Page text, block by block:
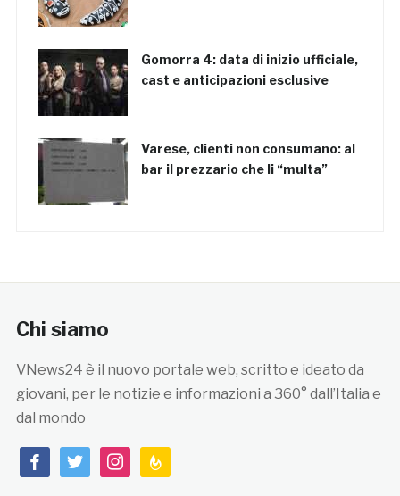
Gomorra 4: data di inizio ufficiale,
cast e anticipazioni esclusive
Varese, clienti non consumano: al
bar il prezzario che li “multa”
Chi siamo
VNews24 è il nuovo portale web, scritto e ideato da
giovani, per le notizie e informazioni a 360° dall’Italia e
dal mondo
facebooktwitterinstagramfeedburner